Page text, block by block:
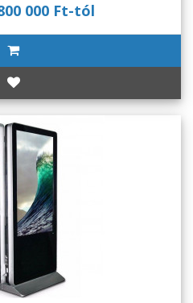
000 Ft-tól